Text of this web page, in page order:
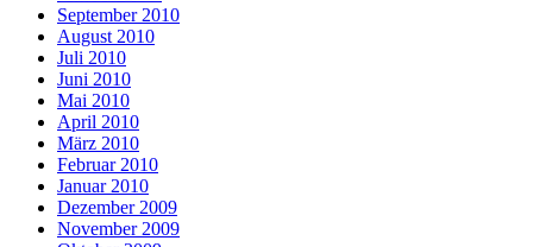
September 2010
August 2010
Juli 2010
Juni 2010
Mai 2010
April 2010
März 2010
Februar 2010
Januar 2010
Dezember 2009
November 2009